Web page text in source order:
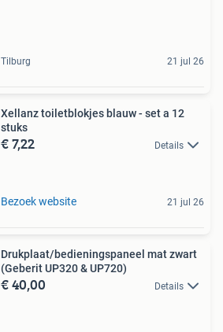
Tilburg 21 jul 26
Xellanz toiletblokjes blauw - set a 12
stuks
€ 7,22 Details
Bezoek website 21 jul 26
Drukplaat/bedieningspaneel mat zwart
(Geberit UP320 & UP720)
€ 40,00 Details